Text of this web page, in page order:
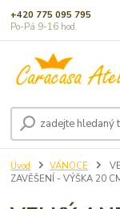
+420 775 095 795
Po-Pá 9-16 hod.
Úvod VÁNOCE
ZAVĚŠENÍ - VÝŠKA 20